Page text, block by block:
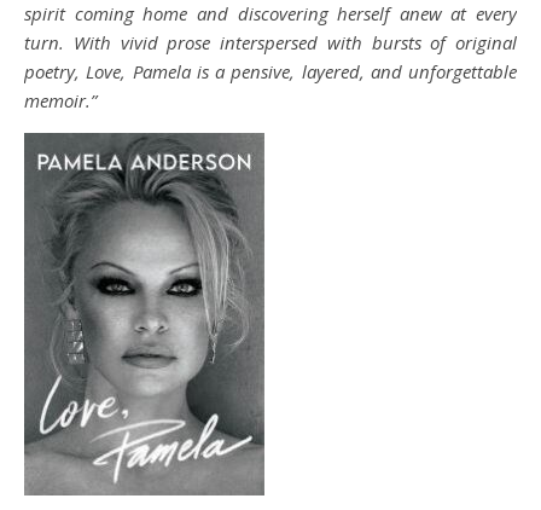
spirit coming home and discovering herself anew at every
turn. With vivid prose interspersed with bursts of original
poetry, Love, Pamela is a pensive, layered, and unforgettable
memoir.”